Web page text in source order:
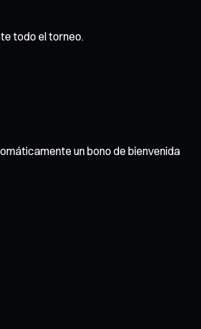
todo el torneo.
un bono de bienvenida